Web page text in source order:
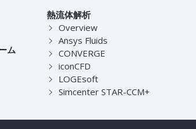
ム
熱流体解析
Overview
Ansys Fluids
CONVERGE
iconCFD
LOGEsoft
Simcenter STAR-CCM+